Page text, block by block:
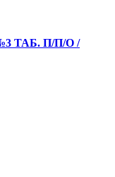
ТАБ. П/П/О /